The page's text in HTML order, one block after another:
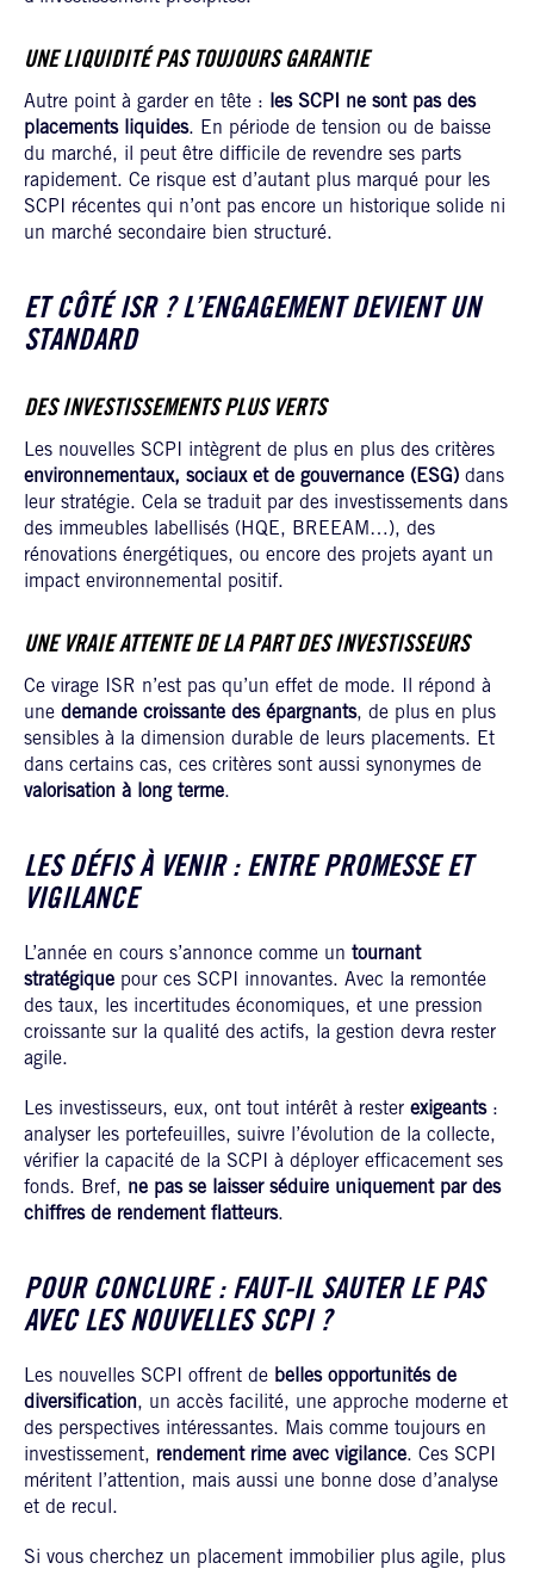
UNE LIQUIDITÉ PAS TOUJOURS GARANTIE
Autre point à garder en tête :
les SCPI ne sont pas des
placements liquides. En période de tension ou de baisse
du marché, il peut être difficile de revendre ses parts
rapidement. Ce risque est d’autant plus marqué pour les
SCPI récentes qui n’ont pas encore un historique solide ni
un marché secondaire bien structuré.
ET CÔTÉ ISR ? L’ENGAGEMENT DEVIENT UN
STANDARD
DES INVESTISSEMENTS PLUS VERTS
Les nouvelles SCPI intègrent de plus en plus des critères
environnementaux, sociaux et de gouvernance (ESG) dans
leur stratégie. Cela se traduit par des investissements dans
des immeubles labellisés (HQE, BREEAM…), des
rénovations énergétiques, ou encore des projets ayant un
impact environnemental positif.
UNE VRAIE ATTENTE DE LA PART DES INVESTISSEURS
Ce virage ISR n’est pas qu’un effet de mode. Il répond à
une demande croissante des épargnants, de plus en plus
sensibles à la dimension durable de leurs placements. Et
dans certains cas, ces critères sont aussi synonymes de
valorisation à long terme.
LES DÉFIS À VENIR : ENTRE PROMESSE ET
VIGILANCE
L’année en cours s’annonce comme un tournant
stratégique pour ces SCPI innovantes. Avec la remontée
des taux, les incertitudes économiques, et une pression
croissante sur la qualité des actifs, la gestion devra rester
agile.
Les investisseurs, eux, ont tout intérêt à rester exigeants:
analyser les portefeuilles, suivre l’évolution de la collecte,
vérifier la capacité de la SCPI à déployer efficacement ses
fonds. Bref, ne pas se laisser séduire uniquement par des
chiffres de rendement flatteurs.
POUR CONCLURE : FAUT-IL SAUTER LE PAS
AVEC LES NOUVELLES SCPI ?
Les nouvelles SCPI offrent de belles opportunités de
diversification, un accès facilité, une approche moderne et
des perspectives intéressantes. Mais comme toujours en
investissement, rendement rime avec vigilance. Ces SCPI
méritent l’attention, mais aussi une bonne dose d’analyse
et de recul.
Si vous cherchez un placement immobilier plus agile, plus